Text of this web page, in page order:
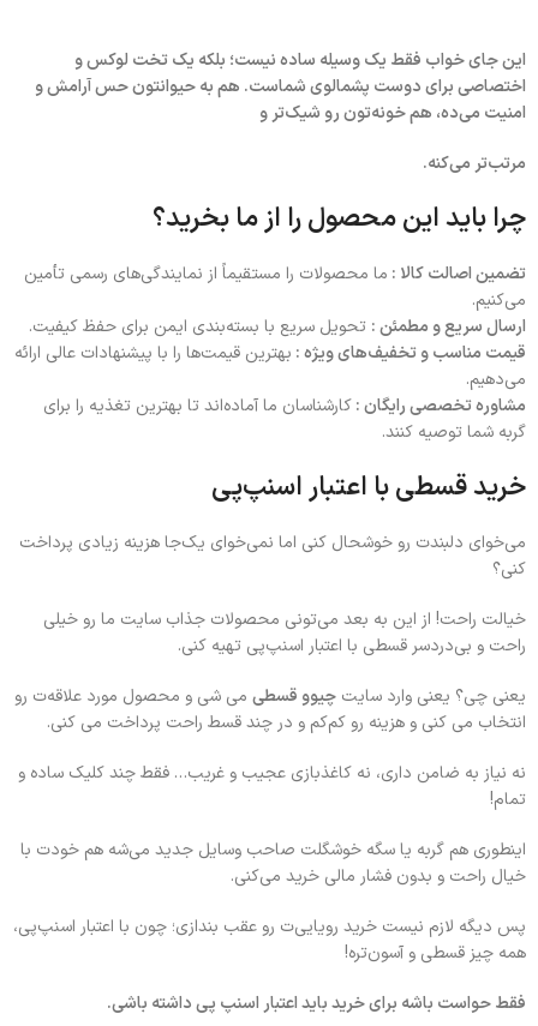
این جای خواب فقط یک وسیله ساده نیست؛ بلکه یک تخت لوکس و
اختصاصی برای دوست پشمالوی شماست. هم به حیوانتون حس آرامش و
امنیت می‌ده، هم خونه‌تون رو شیک‌تر و
مرتب‌تر می‌کنه.
چرا باید این محصول را از ما بخرید؟
تضمین اصالت کالا : ما محصولات را مستقیماً از نمایندگی‌های رسمی تأمین
می‌کنیم.
ارسال سریع و مطمئن : تحویل سریع با بسته‌بندی ایمن برای حفظ کیفیت.
قیمت مناسب و تخفیف‌های ویژه : بهترین قیمت‌ها را با پیشنهادات عالی ارائه
می‌دهیم.
مشاوره تخصصی رایگان :کارشناسان ما آماده‌اند تا بهترین تغذیه را برای
گربه شما توصیه کنند.
خرید قسطی با اعتبار اسنپ‌پی
می‌خوای دلبندت رو خوشحال کنی اما نمی‌خوای یک‌جا هزینه زیادی پرداخت
کنی؟
خیالت راحت! از این به بعد می‌تونی محصولات جذاب سایت ما رو خیلی
راحت و بی‌دردسر قسطی با اعتبار اسنپ‌پی تهیه کنی.
یعنی چی؟ یعنی وارد سایت چیوو قسطی می شی و محصول مورد علاقه‌ت رو
انتخاب می کنی و هزینه رو کم‌کم و در چند قسط راحت پرداخت می کنی.
نه نیاز به ضامن داری، نه کاغذبازی عجیب و غریب… فقط چند کلیک ساده و
تمام!
اینطوری هم گربه یا سگه خوشگلت صاحب وسایل جدید می‌شه هم خودت با
خیال راحت و بدون فشار مالی خرید می‌کنی.
پس دیگه لازم نیست خرید رویایی‌ت رو عقب بندازی؛ چون با اعتبار اسنپ‌پی،
همه چیز قسطی و آسون‌تره!
فقط حواست باشه برای خرید باید اعتبار اسنپ پی داشته باشی.